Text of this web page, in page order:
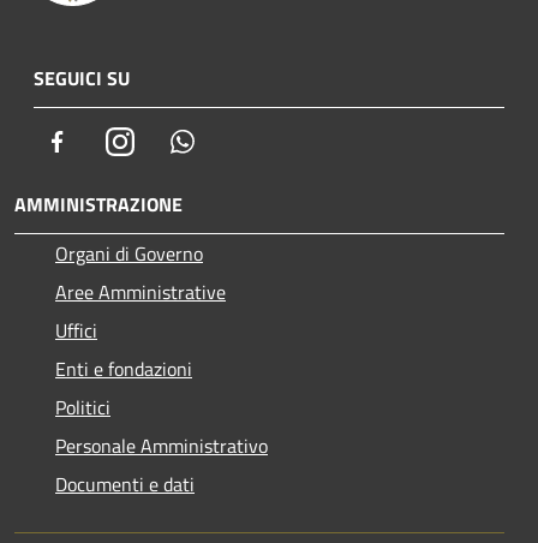
SEGUICI SU
FacebookInstagram
AMMINISTRAZIONE
Organi di Governo
Aree Amministrative
Uffici
Enti e fondazioni
Politici
Personale Amministrativo
Documenti e dati